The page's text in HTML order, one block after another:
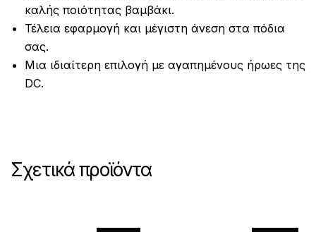
καλής ποιότητας βαμβάκι.
Τέλεια εφαρμογή και μέγιστη άνεση στα πόδια
σας.
Μια ιδιαίτερη επιλογή με αγαπημένους ήρωες της
DC.
Σχετικά προϊόντα